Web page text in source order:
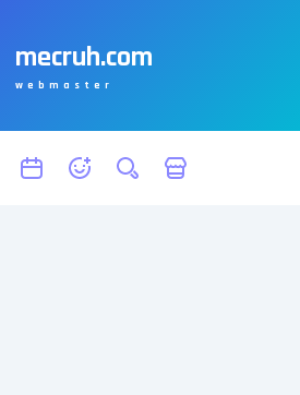
mecruh.com
webmaster